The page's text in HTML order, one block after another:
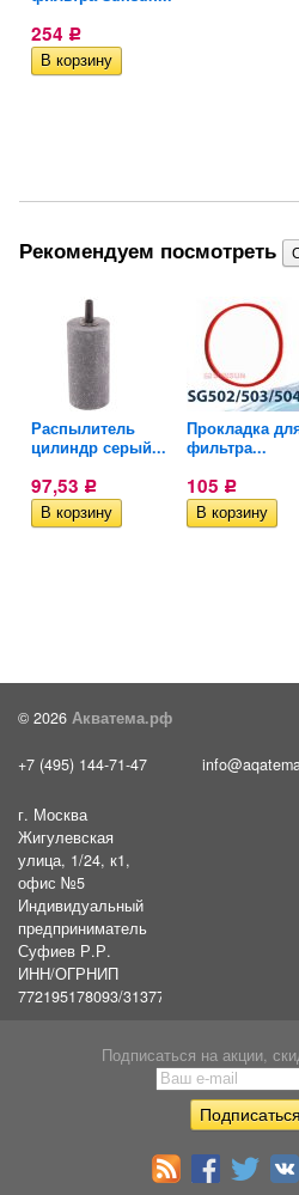
254 Р
Рекомендуем посмотреть
Распылитель
цилиндр серый...
97,53 Р
Прокладка
фильтра...
105 Р
© 2026 Акватема.рф
+7 (495) 144-71-47
г. Москва
Жигулевская
улица, 1/24, к1,
офис №5
Индивидуальный
предприниматель
Суфиев Р.Р.
ИНН/ОГРНИП
772195178093/31377461610054
Подписаться на акции,